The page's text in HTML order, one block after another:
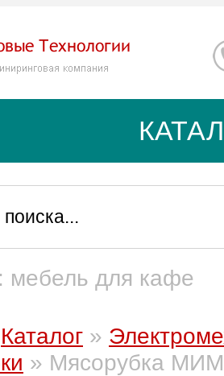
мебель для кафе
Каталог »
» Мясорубка